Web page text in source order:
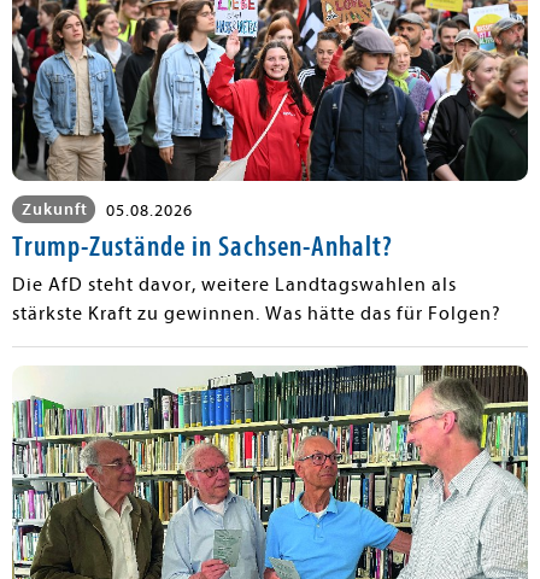
Zukunft 05.08.2026
Trump-Zustände in Sachsen-Anhalt?
Die AfD steht davor, weitere Landtagswahlen als
stärkste Kraft zu gewinnen. Was hätte das für Folgen?